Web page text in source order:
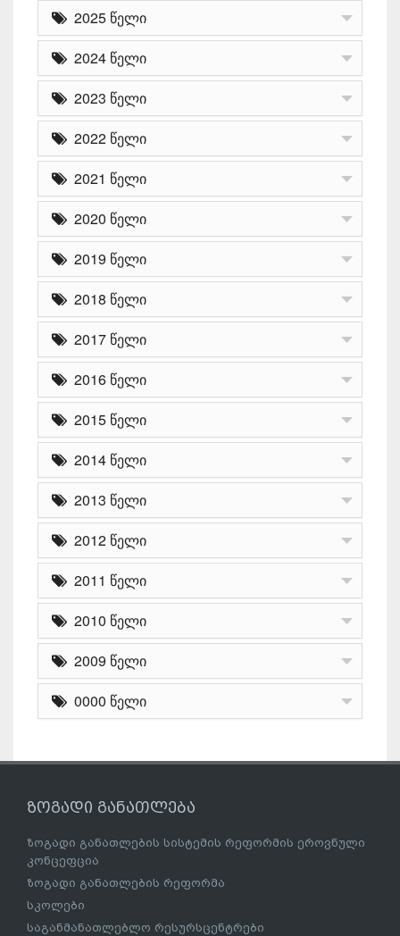
2025 წელი
2024 წელი
2023 წელი
2022 წელი
2021 წელი
2020 წელი
2019 წელი
2018 წელი
2017 წელი
2016 წელი
2015 წელი
2014 წელი
2013 წელი
2012 წელი
2011 წელი
2010 წელი
2009 წელი
0000 წელი
ზოგადი განათლება
ზოგადი განათლების სისტემის რეფორმის ეროვნული
კონცეფცია
ზოგადი განათლების რეფორმა
სკოლები
საგანმანათლებლო რესურსცენტრები